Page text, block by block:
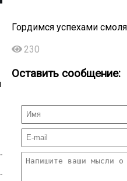
Гордимся успехами
230
Оставить сообщение: